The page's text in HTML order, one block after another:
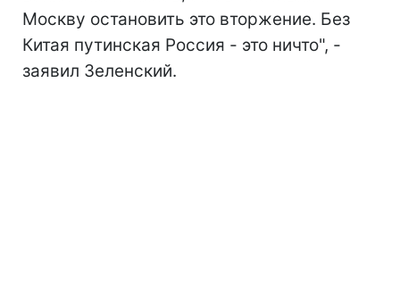
Москву остановить это вторжение. Без
Китая путинская Россия - это ничто", -
заявил Зеленский.